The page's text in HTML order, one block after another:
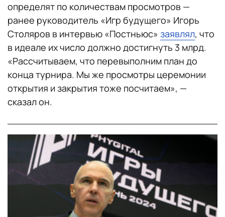
определят по количествам просмотров —
ранее руководитель «Игр будущего» Игорь
Столяров в интервью «Постньюс» заявлял, что
в идеале их число должно достигнуть 3 млрд.
«Рассчитываем, что перевыполним план до
конца турнира. Мы же просмотры церемонии
открытия и закрытия тоже посчитаем», —
сказал он.